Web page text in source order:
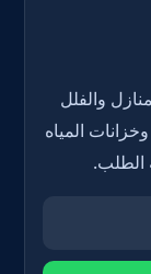
والفلل
المياه
الطلب.